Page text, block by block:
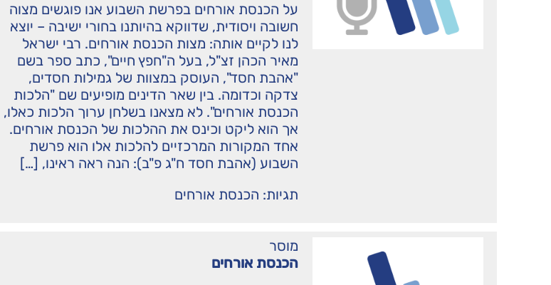
על הכנסת אורחים בפרשת השבוע אנו פוגשים מצוה
חשובה ויסודית, שדווקא בהיותנו בחורי ישיבה – יוצא
לנו לקיים אותה: מצות הכנסת אורחים. רבי ישראל
מאיר הכהן זצ"ל, בעל ה"חפץ חיים", כתב ספר בשם
"אהבת חסד", העוסק במצוות של גמילות חסדים,
צדקה וכדומה. בין שאר הדינים מופיעים שם "הלכות
הכנסת אורחים". לא מצאנו בשלחן ערוך הלכות כאלו,
אך הוא ליקט וכינס את ההלכות של הכנסת אורחים.
אחד המקורות המרכזיים להלכות אלו הוא פרשת
השבוע (אהבת חסד ח"ג פ"ב): הנה ראה ראינו, […]
תגיות: הכנסת אורחים
מוסר
הכנסת אורחים